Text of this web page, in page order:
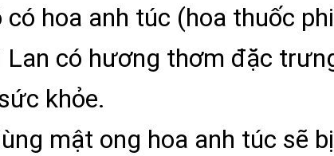
hoa anh túc (hoa thuốc
có hương thơm đặc
khỏe.
mật ong hoa anh túc sẽ